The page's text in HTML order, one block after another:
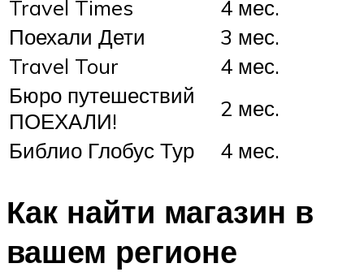
Travel Times
4 мес.
Поехали Дети
3 мес.
Travel Tour
4 мес.
Бюро путешествий
ПОЕХАЛИ!
2 мес.
Библио Глобус Тур
4 мес.
Как найти магазин в
вашем регионе